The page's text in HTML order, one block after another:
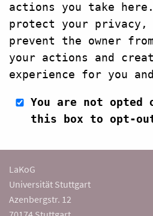
actions you take
protect your
prevent the owner
your actions and
experience for you
You are not opted
this box to opt-
LaKoG
Universität Stuttgart
Azenbergstr. 12